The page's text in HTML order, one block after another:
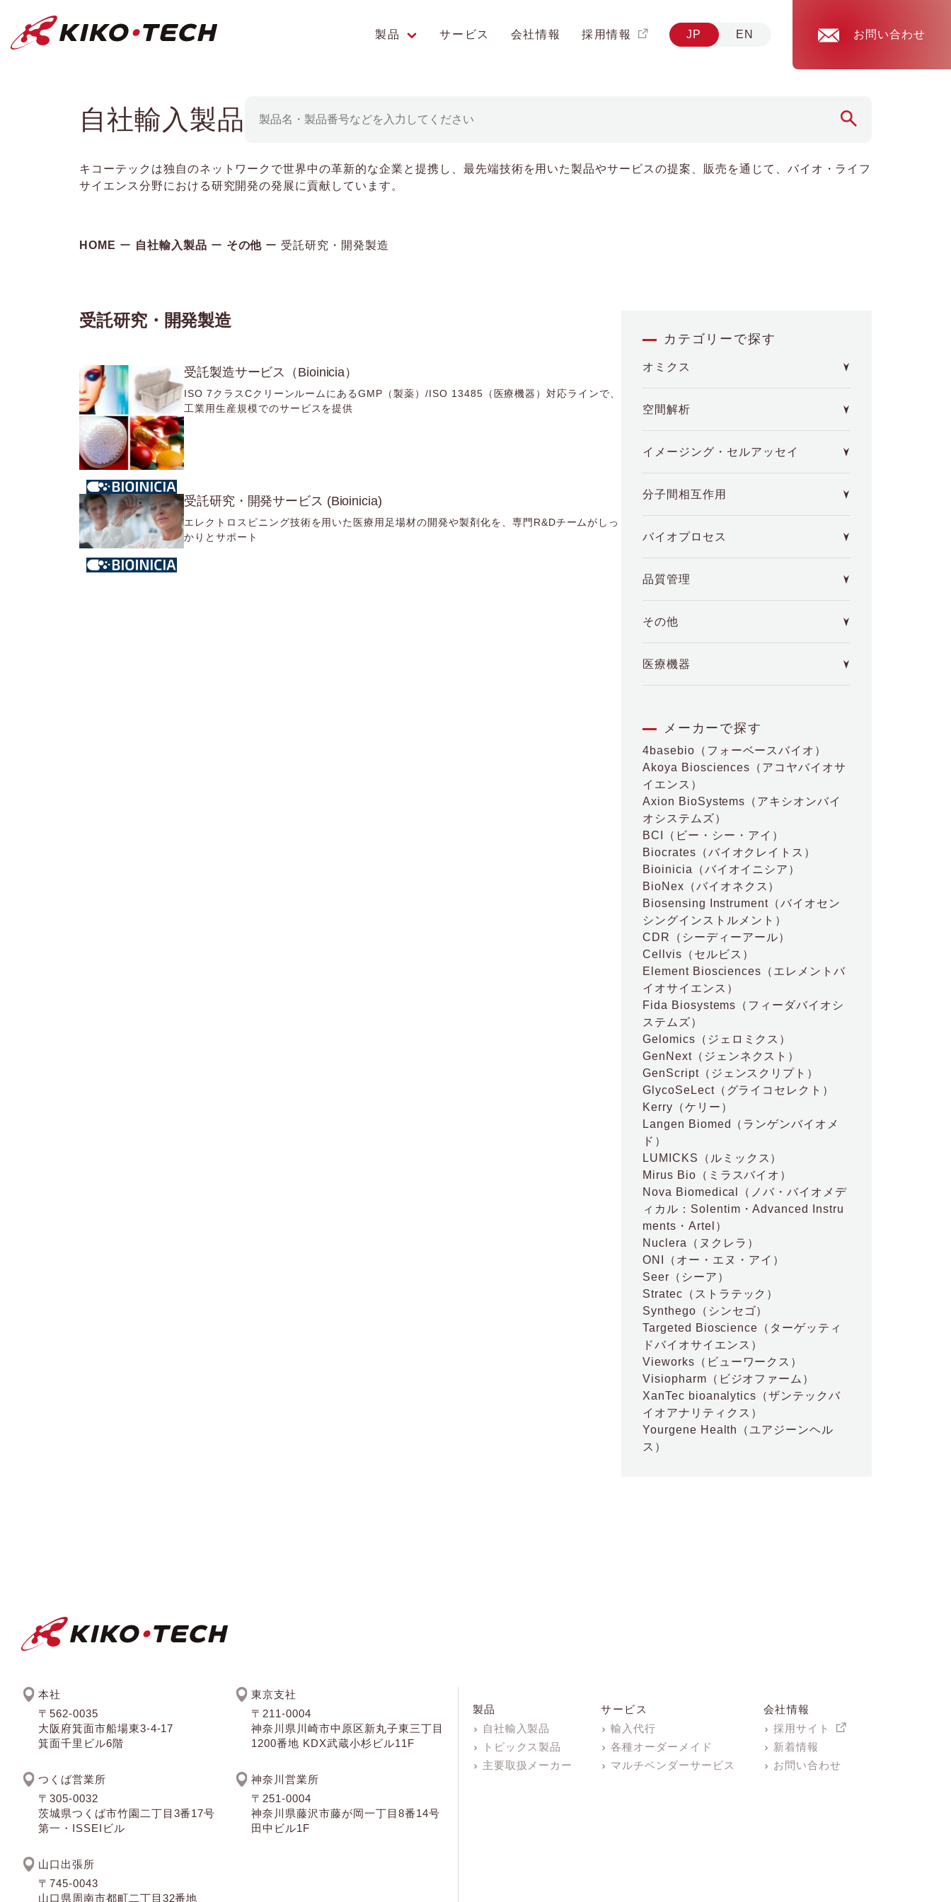
キコーテック株式会社 | ライフサイエンス研究への貢献
製品 サービス 会社情報 採用情報 JP EN お問い合わせ
自社輸入製品
キコーテックは独自のネットワークで世界中の革新的な企業と提携し、最先端技術を用いた製品やサービスの提案、販売を通じて、バイオ・ライフ
サイエンス分野における研究開発の発展に貢献しています。
HOME 自社輸入製品 その他 受託研究・開発製造
受託研究・開発製造
受託製造サービス（Bioinicia）
ISO 7クラスCクリーンルームにあるGMP（製薬）/ISO 13485（医療機器）対応ラインで、
工業用生産規模でのサービスを提供
受託研究・開発サービス (Bioinicia)
エレクトロスピニング技術を用いた医療用足場材の開発や製剤化を、専門R&Dチームがしっ
かりとサポート
カテゴリーで探す
オミクス
空間解析
イメージング・セルアッセイ
分子間相互作用
バイオプロセス
品質管理
その他
医療機器
メーカーで探す
4basebio （フォーベースバイオ）
Akoya Biosciences （アコヤバイオサ
イエンス）
Axion BioSystems （アキシオンバイ
オシステムズ）
BCI
（ビー・シー・アイ）
Biocrates （バイオクレイトス）
Bioinicia （バイオイニシア）
BioNex （バイオネクス）
Biosensing Instrument （バイオセン
シングインストルメント）
CDR
（シーディーアール）
Cellvis （セルビス）
Element Biosciences （エレメントバ
イオサイエンス）
Fida Biosystems （フィーダバイオシ
ステムズ）
Gelomics （ジェロミクス）
GenNext（ジェンネクスト）
GenScript（ジェンスクリプト）
GlycoSeLect（グライコセレクト）
Kerry （ケリー）
Langen Biomed
（ランゲンバイオメ
ド）
LUMICKS
（ルミックス）
Mirus Bio （ミラスバイオ）
Nova Biomedical
（ノバ・バイオメデ
ィカル：Solentim・Advanced Instru
ments・Artel）
Nuclera
（ヌクレラ）
ONI
（オー・エヌ・アイ）
Seer （シーア）
Stratec （ストラテック）
Synthego （シンセゴ）
Targeted Bioscience （ターゲッティ
ドバイオサイエンス）
Vieworks （ビューワークス）
Visiopharm （ビジオファーム）
XanTec bioanalytics （ザンテックバ
イオアナリティクス）
Yourgene Health
（ユアジーンヘル
ス）
本社
〒562-0035
大阪府箕面市船場東3-4-17
箕面千里ビル6階
東京支社
〒211-0004
神奈川県川崎市中原区新丸子東三丁目
1200番地 KDX武蔵小杉ビル11F
つくば営業所
〒305-0032
茨城県つくば市竹園二丁目3番17号
第一・ISSEIビル
神奈川営業所
〒251-0004
神奈川県藤沢市藤が岡一丁目8番14号
田中ビル1F
山口出張所
〒745-0043
山口県周南市都町二丁目32番地
製品
自社輸入製品
トピックス製品
主要取扱メーカー
サービス
輸入代行
各種オーダーメイド
マルチベンダーサービス
会社情報
採用サイト
新着情報
お問い合わせ